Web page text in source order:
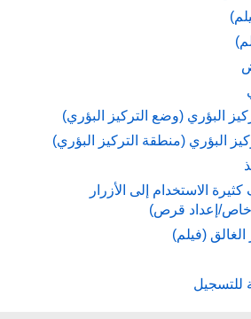
البؤري (وضع التركيز البؤري)
البؤري (منطقة التركيز البؤري)
الاستخدام إلى الأزرار
إعداد قرص)
(فيلم)
للتسجيل